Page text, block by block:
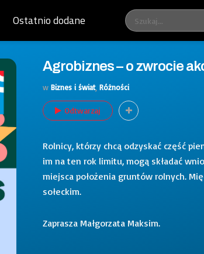
Ostatnio dodane
Agrobiznes – o zwrocie
w Biznes i świat, Różności
Odtwarzaj
Rolnicy, którzy chcą odzyskać część
im na ten rok limitu, mogą składać
miejsca położenia gruntów rolnych.
sołeckim.
Zaprasza Małgorzata Maksim.